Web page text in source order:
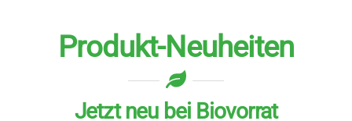
Produkt-Neuheiten
Jetzt neu bei Biovorrat